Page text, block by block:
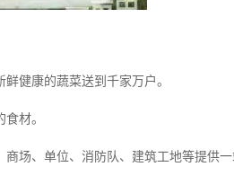
健康的蔬菜送到千家万户。
材。
场、单位、消防队、建筑工地等提供